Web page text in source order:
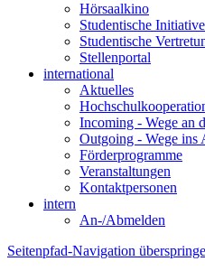
Hörsaalkino
Studentische
Studentische
Stellenportal
international
Aktuelles
Incoming - Wege an
Outgoing - Wege ins
Förderprogramme
Veranstaltungen
Kontaktpersonen
intern
An-/Abmelden
Seitenpfad-Navigation